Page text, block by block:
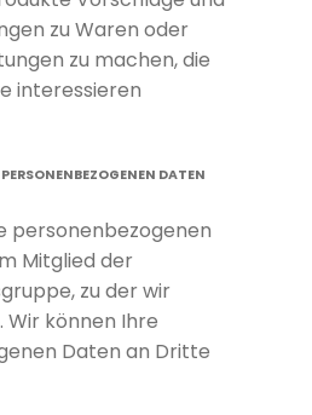
zu Waren oder
zu machen, die
interessieren
DATEN
personenbezogenen
Mitglied der
zu der wir
Wir können Ihre
Daten an Dritte